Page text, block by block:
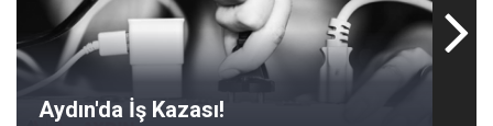
Aydın'da İş Kazası!